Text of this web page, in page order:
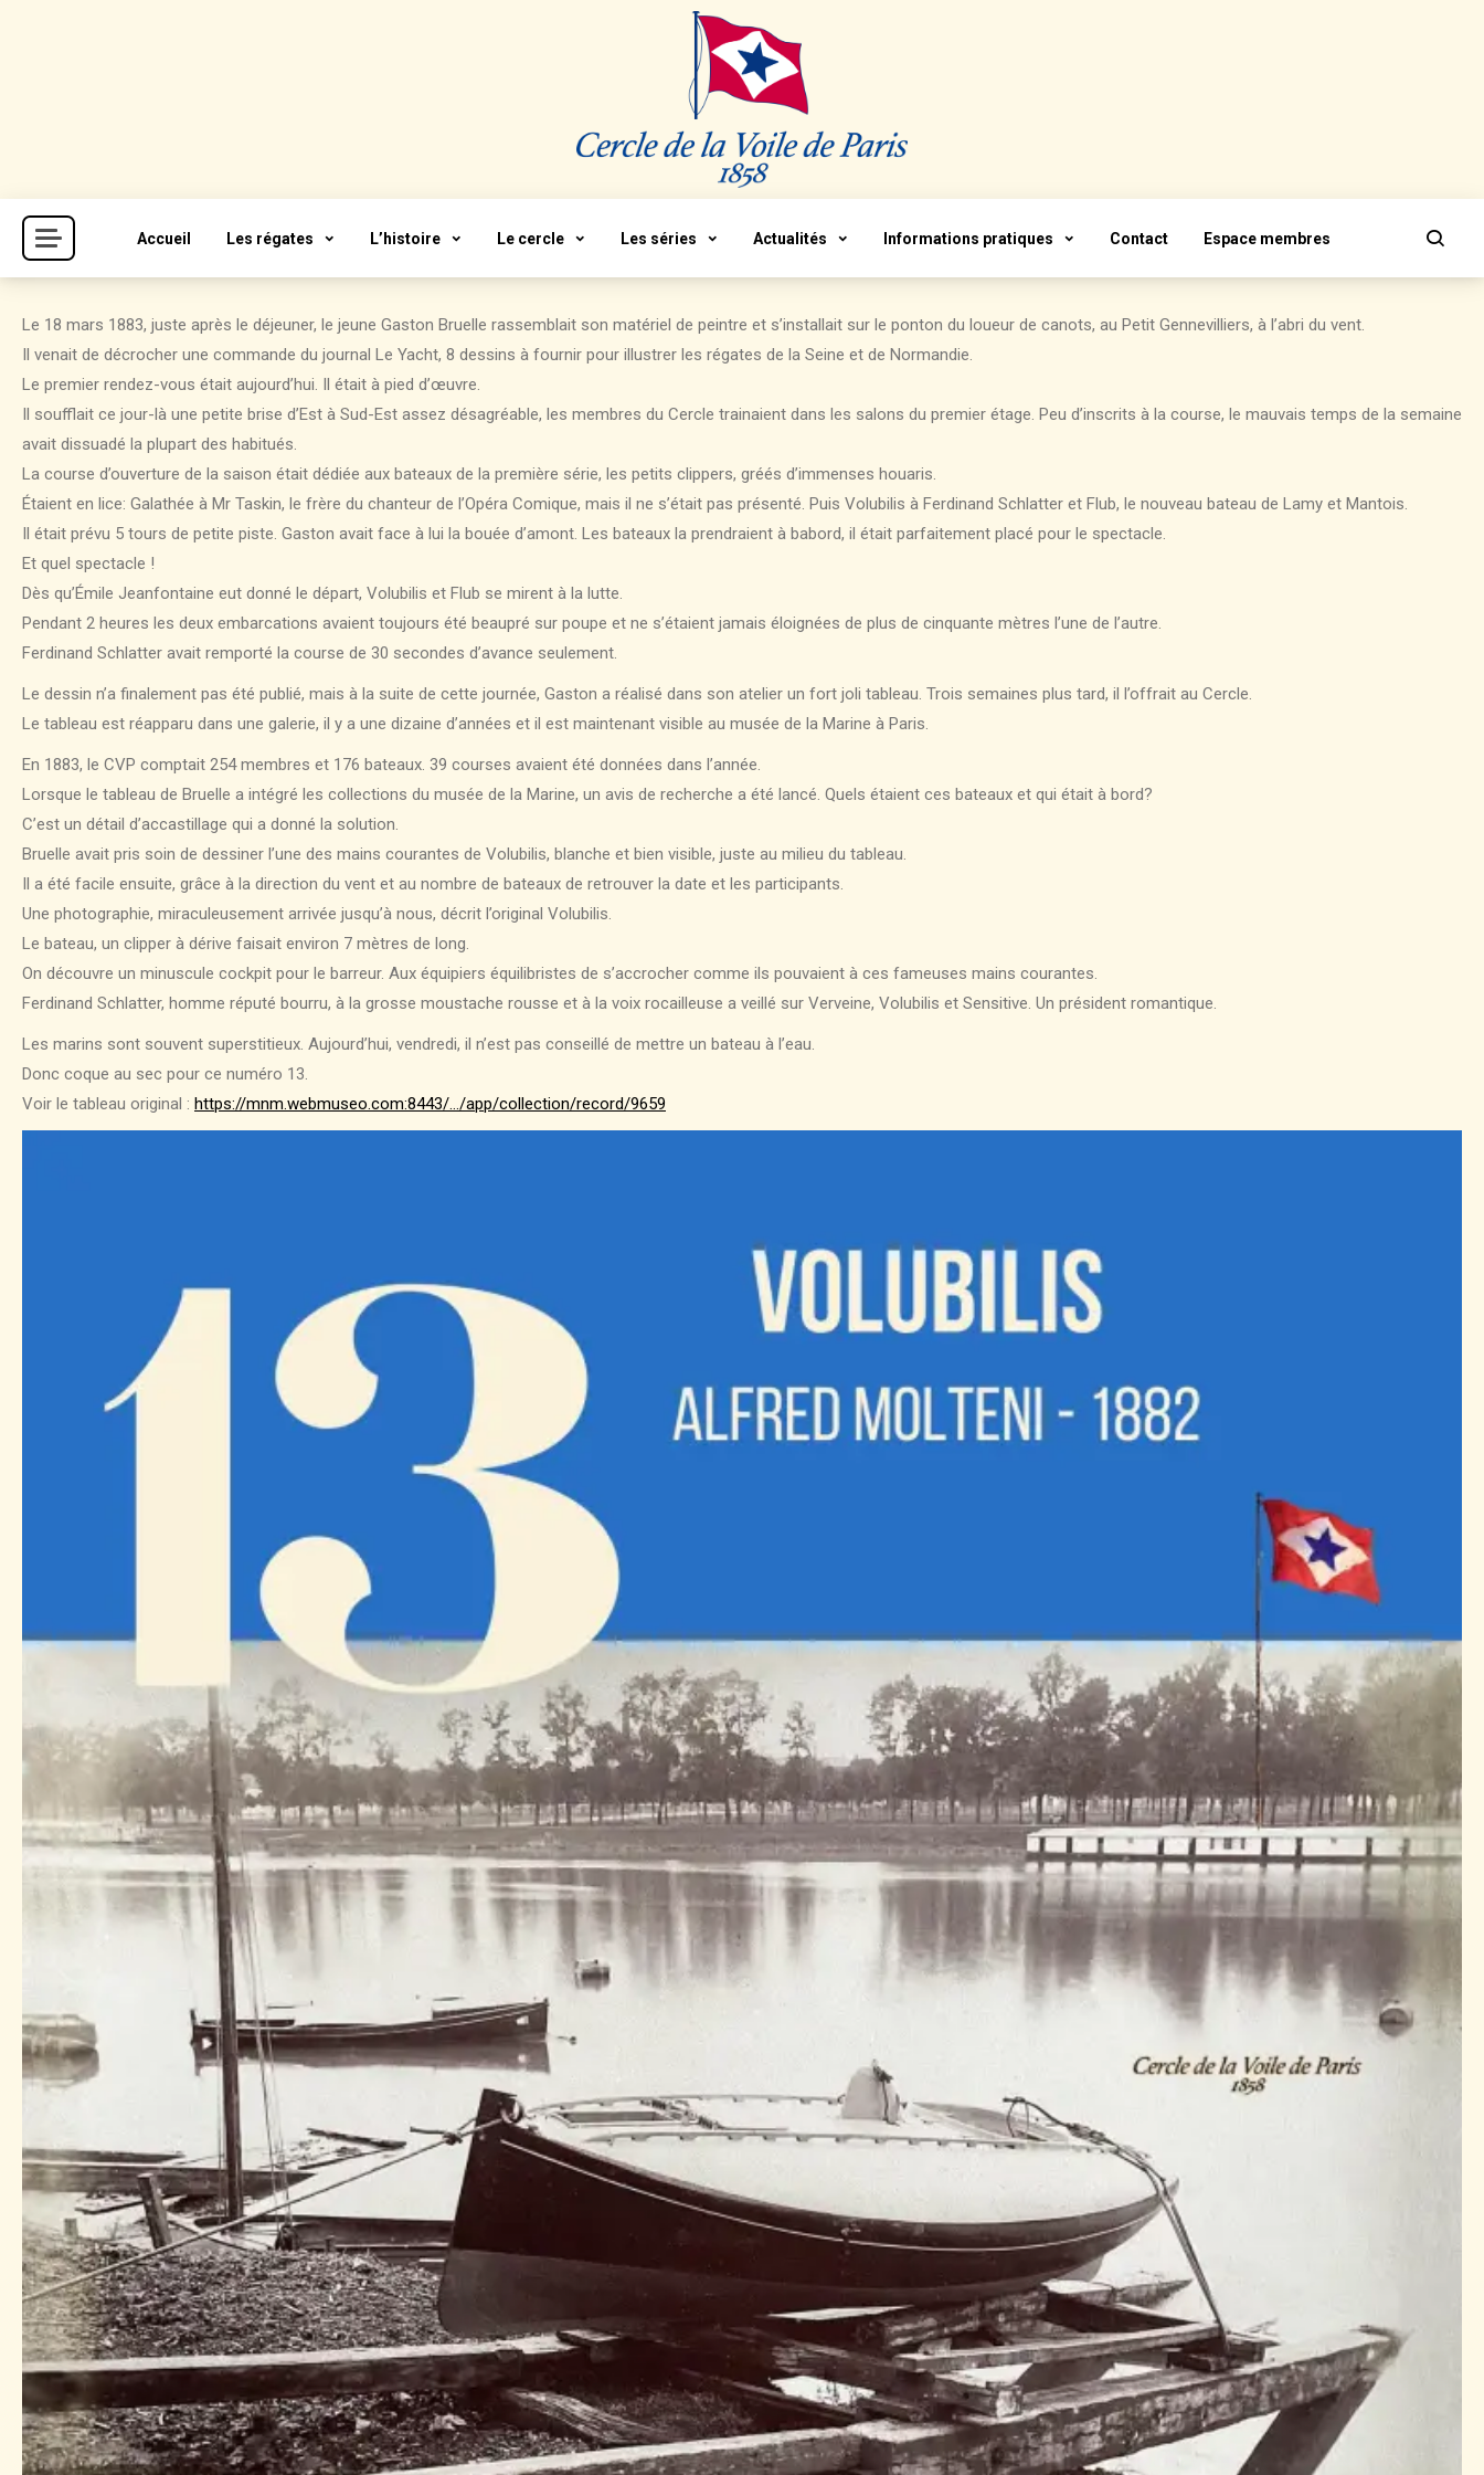
CVP
Cercle de la Voile de Paris
Accueil Les régates L’histoire Le cercle Les séries Actualités Informations pratiques Contact Espace membres
Le 18 mars 1883, juste après le déjeuner, le jeune Gaston Bruelle rassemblait son matériel de peintre et s’installait sur le ponton du loueur de canots, au Petit Gennevilliers, à l’abri du vent.
Il venait de décrocher une commande du journal Le Yacht, 8 dessins à fournir pour illustrer les régates de la Seine et de Normandie.
Le premier rendez-vous était aujourd’hui. Il était à pied d’œuvre.
Il soufflait ce jour-là une petite brise d’Est à Sud-Est assez désagréable, les membres du Cercle trainaient dans les salons du premier étage. Peu d’inscrits à la course, le mauvais temps de la semaine
avait dissuadé la plupart des habitués.
La course d’ouverture de la saison était dédiée aux bateaux de la première série, les petits clippers, gréés d’immenses houaris.
Étaient en lice: Galathée à Mr Taskin, le frère du chanteur de l’Opéra Comique, mais il ne s’était pas présenté. Puis Volubilis à Ferdinand Schlatter et Flub, le nouveau bateau de Lamy et Mantois.
Il était prévu 5 tours de petite piste. Gaston avait face à lui la bouée d’amont. Les bateaux la prendraient à babord, il était parfaitement placé pour le spectacle.
Et quel spectacle !
Dès qu’Émile Jeanfontaine eut donné le départ, Volubilis et Flub se mirent à la lutte.
Pendant 2 heures les deux embarcations avaient toujours été beaupré sur poupe et ne s’étaient jamais éloignées de plus de cinquante mètres l’une de l’autre.
Ferdinand Schlatter avait remporté la course de 30 secondes d’avance seulement.
Le dessin n’a finalement pas été publié, mais à la suite de cette journée, Gaston a réalisé dans son atelier un fort joli tableau. Trois semaines plus tard, il l’offrait au Cercle.
Le tableau est réapparu dans une galerie, il y a une dizaine d’années et il est maintenant visible au musée de la Marine à Paris.
En 1883, le CVP comptait 254 membres et 176 bateaux. 39 courses avaient été données dans l’année.
Lorsque le tableau de Bruelle a intégré les collections du musée de la Marine, un avis de recherche a été lancé. Quels étaient ces bateaux et qui était à bord?
C’est un détail d’accastillage qui a donné la solution.
Bruelle avait pris soin de dessiner l’une des mains courantes de Volubilis, blanche et bien visible, juste au milieu du tableau.
Il a été facile ensuite, grâce à la direction du vent et au nombre de bateaux de retrouver la date et les participants.
Une photographie, miraculeusement arrivée jusqu’à nous, décrit l’original Volubilis.
Le bateau, un clipper à dérive faisait environ 7 mètres de long.
On découvre un minuscule cockpit pour le barreur. Aux équipiers équilibristes de s’accrocher comme ils pouvaient à ces fameuses mains courantes.
Ferdinand Schlatter, homme réputé bourru, à la grosse moustache rousse et à la voix rocailleuse a veillé sur Verveine, Volubilis et Sensitive. Un président romantique.
Les marins sont souvent superstitieux. Aujourd’hui, vendredi, il n’est pas conseillé de mettre un bateau à l’eau.
Donc coque au sec pour ce numéro 13.
Voir le tableau original : https://mnm.webmuseo.com:8443/…/app/collection/record/9659